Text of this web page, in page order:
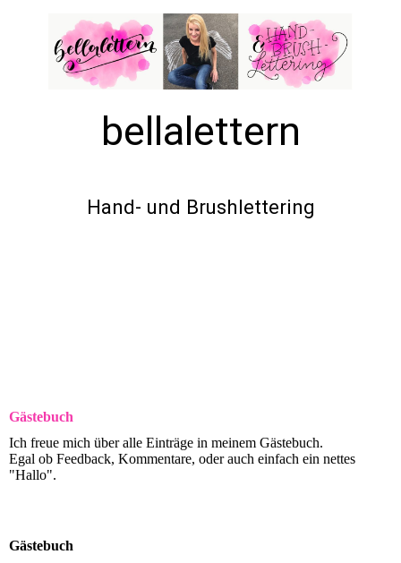
bellalettern
Hand- und Brushlettering
Gästebuch
Ich freue mich über alle Einträge in meinem Gästebuch.
Egal ob Feedback, Kommentare, oder auch einfach ein nettes
"Hallo".
Gästebuch